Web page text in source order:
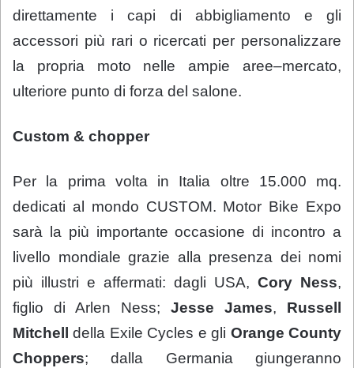
direttamente i capi di abbigliamento e gli
accessori più rari o ricercati per personalizzare
la propria moto nelle ampie aree–mercato,
ulteriore punto di forza del salone.
Custom & chopper
Per la prima volta in Italia oltre 15.000 mq.
dedicati al mondo CUSTOM. Motor Bike Expo
sarà la più importante occasione di incontro a
livello mondiale grazie alla presenza dei nomi
più illustri e affermati: dagli USA, Cory Ness,
figlio di Arlen Ness; Jesse James, Russell
Mitchell
della Exile Cycles e gli Orange County
Choppers; dalla Germania giungeranno